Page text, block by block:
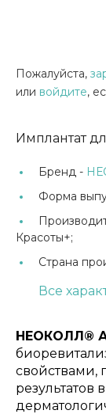
Пожалуйста,
или войдите,
Имплантат
Бренд -
Форма
Красоты+;
Страна
Все
НЕОКОЛЛ®
свойствами,
результатов